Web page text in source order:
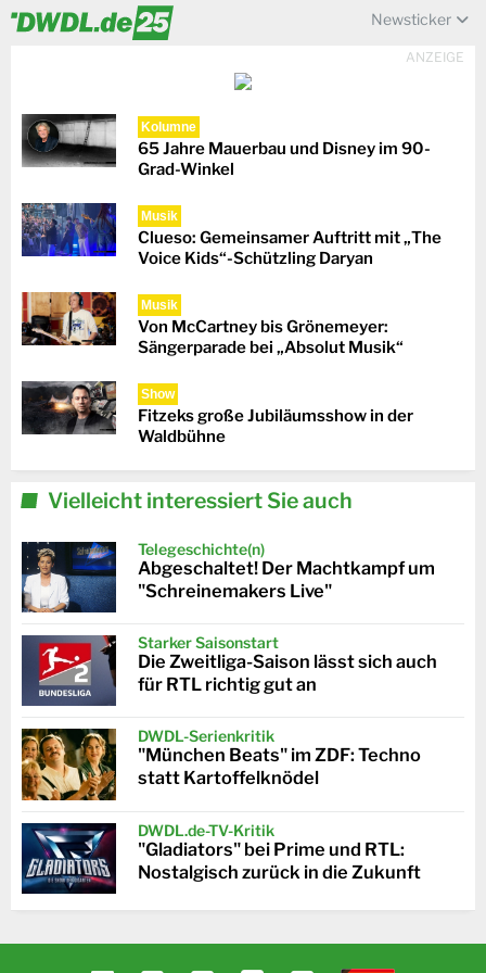
Newsticker
ANZEIGE
Kolumne
65 Jahre Mauerbau und Disney im 90-
Grad-Winkel
Musik
Clueso: Gemeinsamer Auftritt mit „The
Voice Kids“-Schützling Daryan
Musik
Von McCartney bis Grönemeyer:
Sängerparade bei „Absolut Musik“
Show
Fitzeks große Jubiläumsshow in der
Waldbühne
Vielleicht interessiert Sie auch
Telegeschichte(n)
Abgeschaltet! Der Machtkampf um
"Schreinemakers Live"
Starker Saisonstart
Die Zweitliga-Saison lässt sich auch
für RTL richtig gut an
DWDL-Serienkritik
"München Beats" im ZDF: Techno
statt Kartoffelknödel
DWDL.de-TV-Kritik
"Gladiators" bei Prime und RTL:
Nostalgisch zurück in die Zukunft